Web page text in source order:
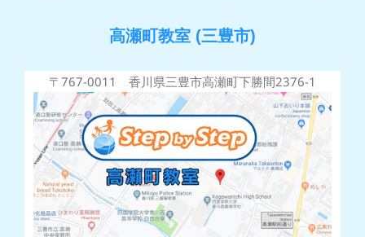
高瀬町教室 (三豊市)
〒767-0011 香川県三豊市高瀬町下勝間2376-1